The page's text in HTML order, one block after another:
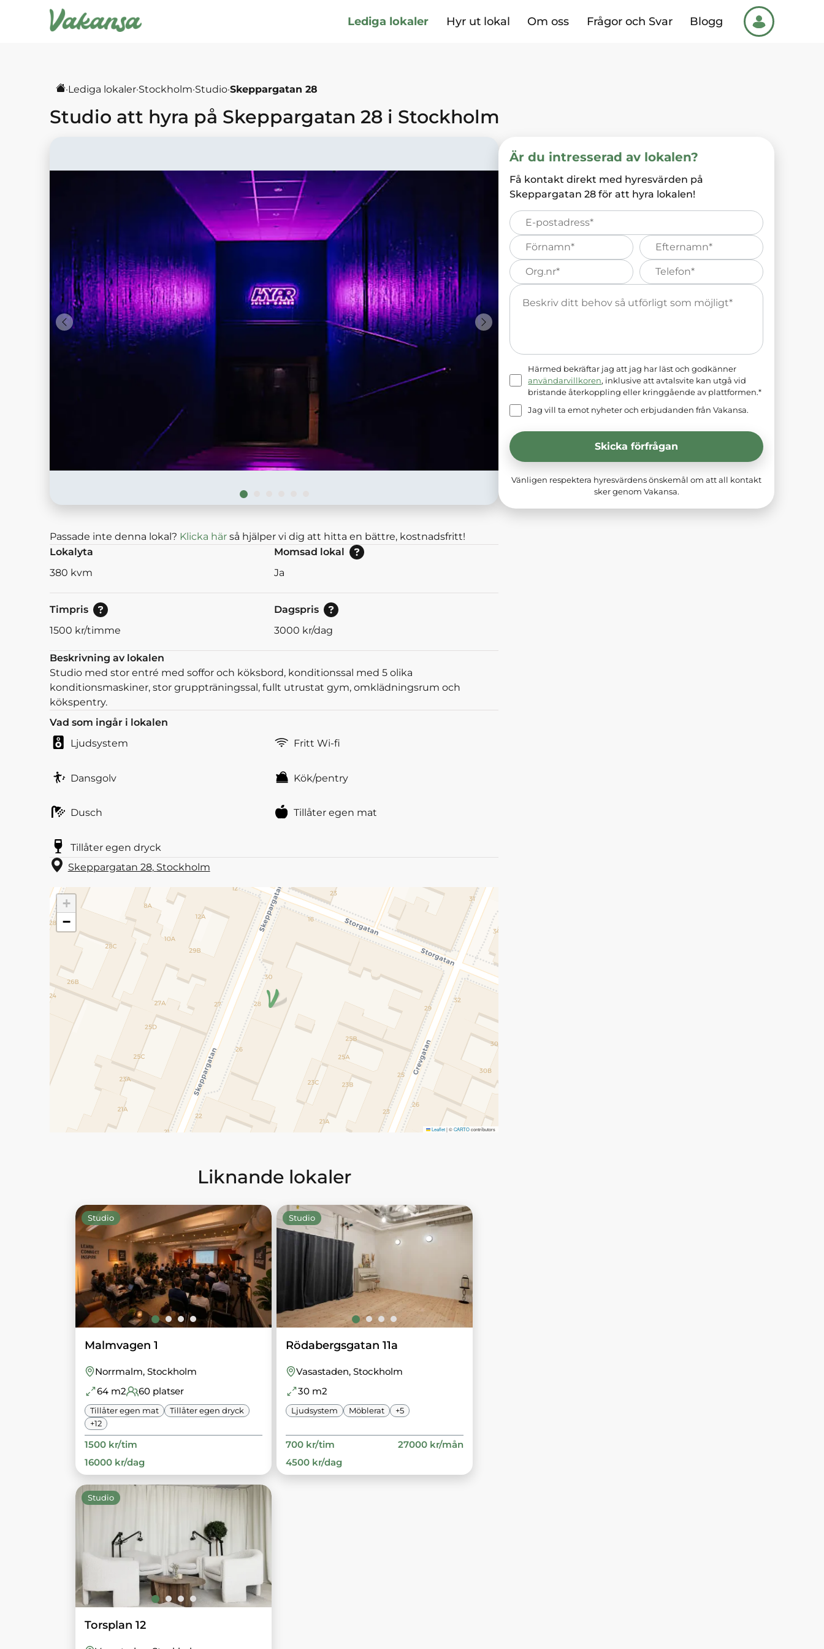
Lediga lokaler Hyr ut lokal Om oss Frågor och Svar Blogg
·Lediga lokaler·Stockholm·Studio·Skeppargatan 28
Studio att hyra på Skeppargatan 28 i Stockholm
Passade inte denna lokal? Klicka här så hjälper vi dig att hitta en bättre, kostnadsfritt!
Lokalyta
380 kvm
Momsad lokal
Nej: Lokalen är momsbefriad.<br/>Ja: Lokalen hyrs exkl moms.
Ja
Timpris
Pris för enstaka timmar.
1500 kr/timme
Dagspris
Pris vid bokning av 8<br/>eller mer timmar.
3000 kr/dag
Beskrivning av lokalen
Studio med stor entré med soffor och köksbord, konditionssal med 5 olika
konditionsmaskiner, stor gruppträningssal, fullt utrustat gym, omklädningsrum och
kökspentry.
Vad som ingår i lokalen
Ljudsystem
Fritt Wi-fi
Dansgolv Kök/pentry
Dusch Tillåter egen mat
Tillåter egen dryck
Skeppargatan 28, Stockholm
+
−
Leaflet |©CARTOcontributors
Liknande lokaler
Studio
Malmvagen 1
Norrmalm, Stockholm
64 m2 60 platser
Tillåter egen mat
Tillåter egen dryck
+12
1500 kr/tim
16000 kr/dag
Studio
Rödabergsgatan 11a
Vasastaden, Stockholm
30m2
Ljudsystem Möblerat +5
700kr/tim
4500kr/dag
27000kr/mån
Studio
Torsplan 12
Är du intresserad av lokalen?
Få kontakt direkt med hyresvärden på
Skeppargatan 28 för att hyra lokalen!
E-
post*
Förnamn*
Efternamn*
Organisations
nummer*
Telefonnummer*
Meddelande*
Härmed bekräftar jag att jag har läst och godkänner
användarvillkoren, inklusive att avtalsvite kan utgå vid
bristande återkoppling eller kringgående av plattformen.*
Jag vill ta emot nyheter och erbjudanden från Vakansa.
Skicka förfrågan
Vänligen respektera hyresvärdens önskemål om att all kontakt
sker genom Vakansa.